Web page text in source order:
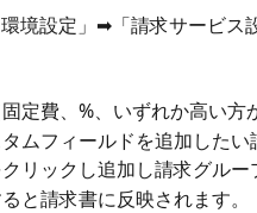
境設定」➡「請求サービス
定費、%、いずれか高い方
ムフィールドを追加した
リックし追加し請求グルー
と請求書に反映されます。